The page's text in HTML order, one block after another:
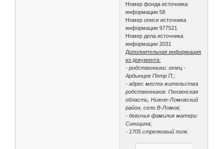
Номер фонда источника
информации 58
Номер описи источника
информации 977521
Номер дела источника
информации 2031
Дополнительная информация
из документа:
- родственники: отец -
Ардынцев Петр П.;
- адрес места жительства
родственников: Пензенская
область, Нижне-Ломовский
район, село В-Ломов;
- девичья фамилия матери:
Синицина;
- 1705 стрелковый полк.